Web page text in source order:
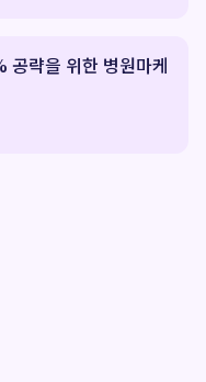
공략을 위한 병원마케